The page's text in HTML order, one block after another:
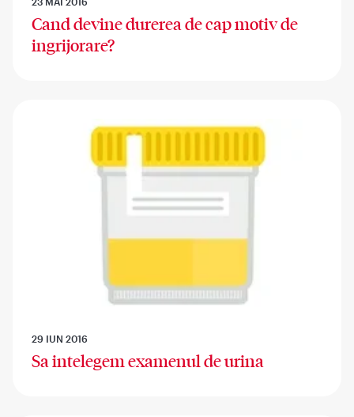
Cand devine durerea de cap motiv de
ingrijorare?
29 IUN 2016
Sa intelegem examenul de urina